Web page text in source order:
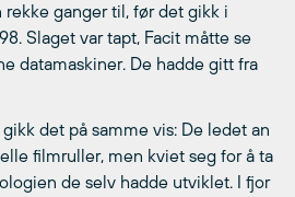
ganger til, før det gikk i
Slaget var tapt, Facit måtte se
datamaskiner. De hadde gitt fra
det på samme vis: De ledet an
filmruller, men kviet seg for å ta
de selv hadde utviklet. I fjor